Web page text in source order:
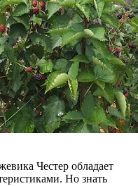
Честер обладает
Но знать